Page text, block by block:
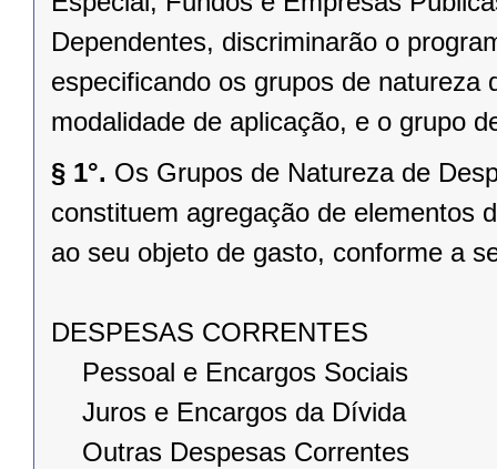
Dependentes, discriminarão o
especificando os grupos de
modalidade de aplicação, e o grupo
§ 1°. Os Grupos de Natureza de
constituem agregação de elementos
ao seu objeto de gasto, conforme a
DESPESAS CORRENTES
Pessoal e Encargos Sociais
Juros e Encargos da Dívida
Outras Despesas Correntes